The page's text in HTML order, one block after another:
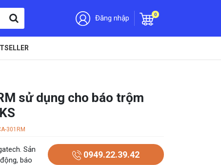
Đăng nhập 0
sử dụng cho báo trộm
301RM
Sản
báo
0949.22.39.42